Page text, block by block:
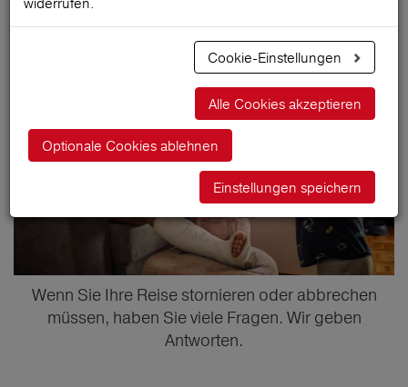
29.03.2025
Wenn Sie Ihre Reise stornieren oder abbrechen
müssen, haben Sie viele Fragen. Wir geben
Antworten.
Cookie-Einstellungen
Alle Cookies akzeptieren
Optionale Cookies ablehnen
Einstellungen speichern